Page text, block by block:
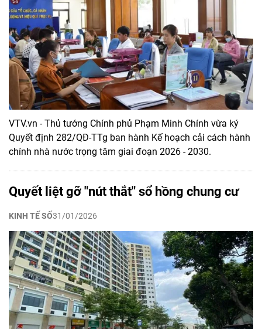
VTV.vn - Thủ tướng Chính phủ Phạm Minh Chính vừa ký
Quyết định 282/QĐ-TTg ban hành Kế hoạch cải cách hành
chính nhà nước trọng tâm giai đoạn 2026 - 2030.
Quyết liệt gỡ "nút thắt" sổ hồng chung cư
KINH TẾ SỐ31/01/2026